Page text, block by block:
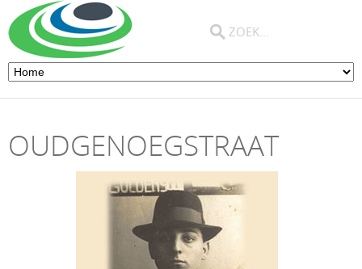
OUDGENOEGSTRAAT